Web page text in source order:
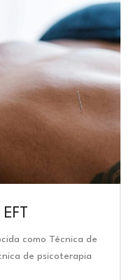
como Técnica de
de psicoterapia